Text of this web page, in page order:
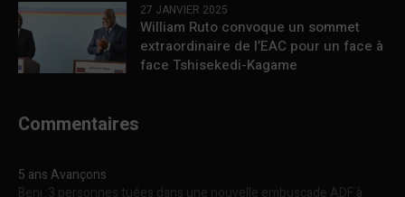
27 JANVIER 2025
William Ruto convoque un sommet
extraordinaire de l’EAC pour un face à
face Tshisekedi-Kagame
Commentaires
5 ans Avançons
Beni :3 personnes tuées dans une nouvelle embuscade ADF à